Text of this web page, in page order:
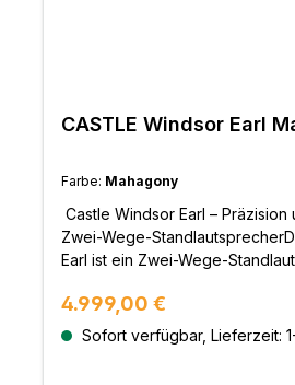
CASTLE Windsor Earl
Farbe: Mahagony
Castle Windsor Earl – Präzision
Zwei-Wege-
Earl ist ein Zwei-Wege-
Audiotechnologie verbindet. Er
und detailreichen Klang in
Regulärer Preis:
4.999,00 €
Sofort verfügbar, Lieferzeit: